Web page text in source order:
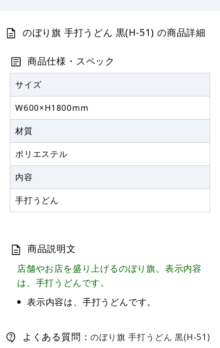
1.6～3m 伸縮式 黒 (30537BLK)
403円 税込
2,320円 税抜
のぼり旗 手打うどん 黒(H-51) の商品詳細
商品仕様・スペック
サイズ
W600×H1800mm
材質
ポリエステル
内容
手打うどん
商品説明文
店舗やお店を盛り上げるのぼり旗。表示内容
は、手打うどんです。
表示内容は、手打うどんです。
よくある質問：のぼり旗 手打うどん 黒(H-51)